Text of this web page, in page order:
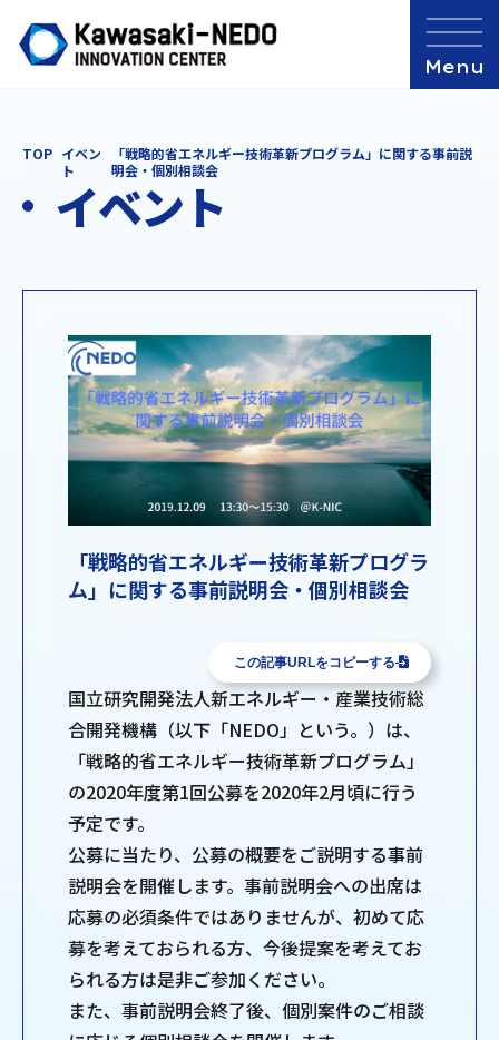
TOP イベン
ト
「戦略的省エネルギー技術革新プログラム」に関する事前説
明会・個別相談会
イベント
「戦略的省エネルギー技術革新プログラ
ム」に関する事前説明会・個別相談会
この記事URLをコピーする
国立研究開発法人新エネルギー・産業技術総
合開発機構（以下「NEDO」という。）は、
「戦略的省エネルギー技術革新プログラム」
の2020年度第1回公募を2020年2月頃に行う
予定です。
公募に当たり、公募の概要をご説明する事前
説明会を開催します。事前説明会への出席は
応募の必須条件ではありませんが、初めて応
募を考えておられる方、今後提案を考えてお
られる方は是非ご参加ください。
また、事前説明会終了後、個別案件のご相談